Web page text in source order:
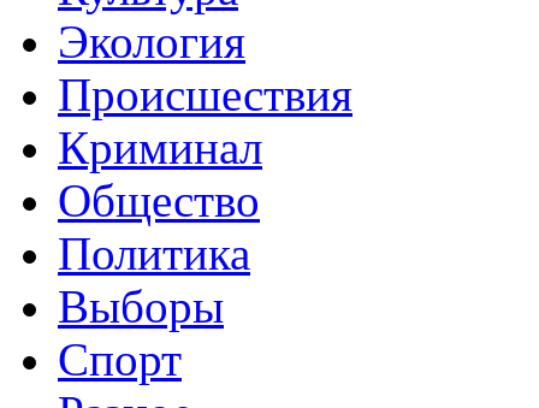
Экология
Происшествия
Криминал
Общество
Политика
Выборы
Спорт